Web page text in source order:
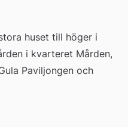
huset till höger i
i kvarteret Mården,
Paviljongen och